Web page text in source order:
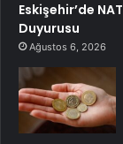
Eskişehir’de
Duyurusu
Ağustos 6, 2026